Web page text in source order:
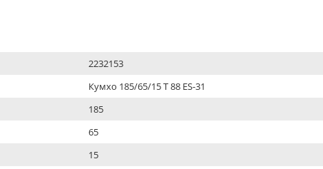
2232153
Кумхо 185/65/15 T 88 ES-31
185
65
15